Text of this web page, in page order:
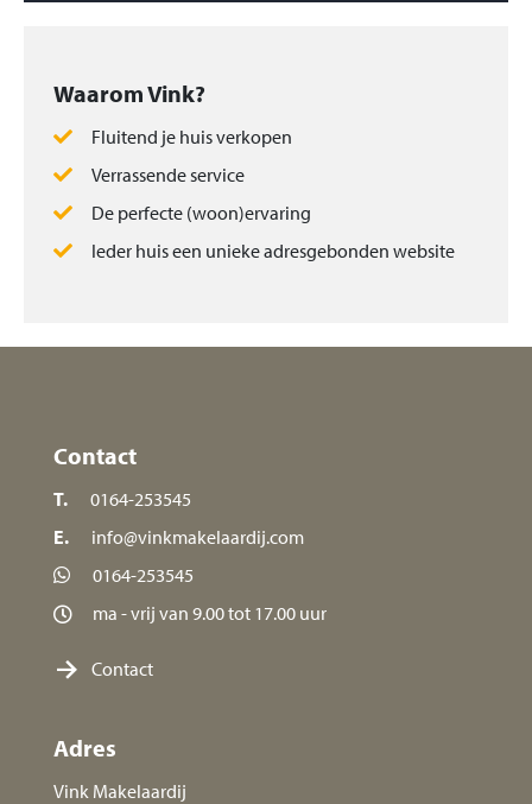
Waarom Vink?
Fluitend je huis verkopen
Verrassende service
De perfecte (woon)ervaring
Ieder huis een unieke adresgebonden website
Contact
T.
0164-253545
E.
info@vinkmakelaardij.com
0164-253545
ma - vrij van 9.00 tot 17.00 uur
Contact
Adres
Vink Makelaardij